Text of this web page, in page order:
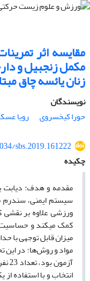
مقایسه اثر
مکمل زنجبیل و
زنان یائسه چاق
نویسندگان
حورا کیخسروی
رویا
sbs.2019.161222
چکیده
مقدمه و هدف: دیابت
سیستم ایمنی، سندرم
ورزشی علاوه بر نقشی
کمک میکند و حساسیت
میزان قابل توجهی با
مواد و روش‌ها: در این
انتخاب و با استفاده